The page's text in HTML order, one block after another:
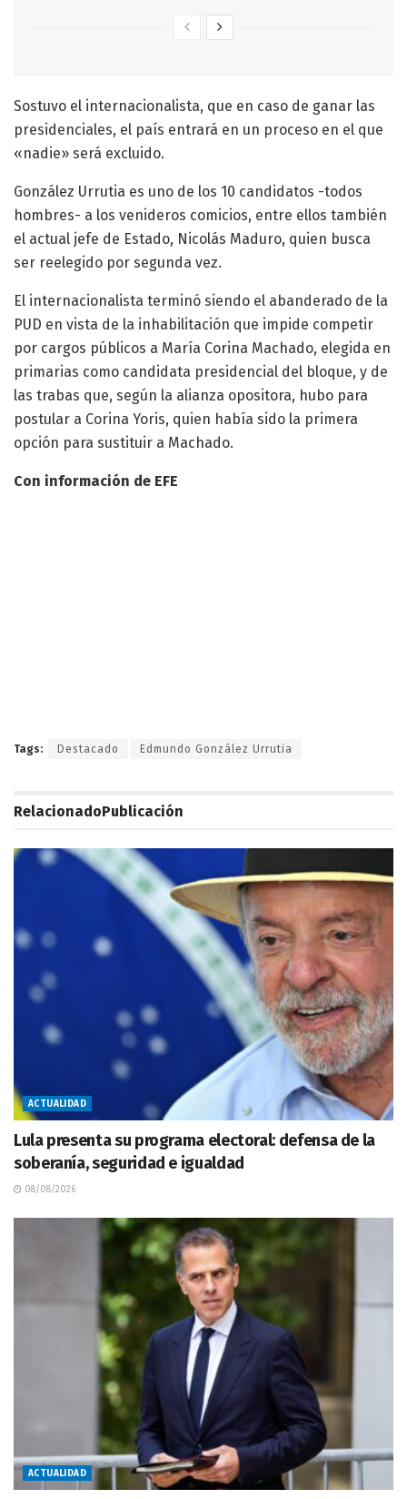
Sostuvo el internacionalista, que en caso de ganar las
presidenciales, el país entrará en un proceso en el que
«nadie» será excluido.
González Urrutia es uno de los 10 candidatos -todos
hombres- a los venideros comicios, entre ellos también
el actual jefe de Estado, Nicolás Maduro, quien busca
ser reelegido por segunda vez.
El internacionalista terminó siendo el abanderado de la
PUD en vista de la inhabilitación que impide competir
por cargos públicos a María Corina Machado, elegida en
primarias como candidata presidencial del bloque, y de
las trabas que, según la alianza opositora, hubo para
postular a Corina Yoris, quien había sido la primera
opción para sustituir a Machado.
Con información de EFE
Tags: Destacado Edmundo González Urrutia
RelacionadoPublicación
ACTUALIDAD
Lula presenta su programa electoral: defensa de la
soberanía, seguridad e igualdad
08/08/2026
ACTUALIDAD